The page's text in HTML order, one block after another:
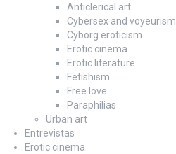
Anticlerical art
Cybersex and voyeurism
Cyborg eroticism
Erotic cinema
Erotic literature
Fetishism
Free love
Paraphilias
Urban art
Entrevistas
Erotic cinema